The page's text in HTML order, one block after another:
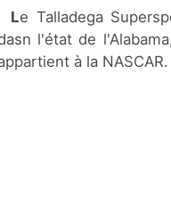
Le Talladega Superspeedway est un circuit oval situé à Lincoln,
l'état de
à la NASCAR.